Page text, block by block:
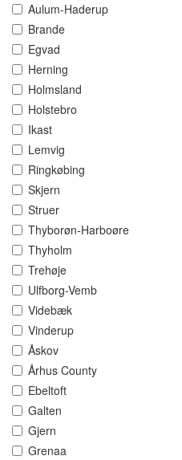
Aulum-Haderup
Brande
Egvad
Herning
Holmsland
Holstebro
Ikast
Lemvig
Ringkøbing
Skjern
Struer
Thyborøn-Harboøre
Thyholm
Trehøje
Ulfborg-Vemb
Videbæk
Vinderup
Åskov
Århus County
Ebeltoft
Galten
Gjern
Grenaa